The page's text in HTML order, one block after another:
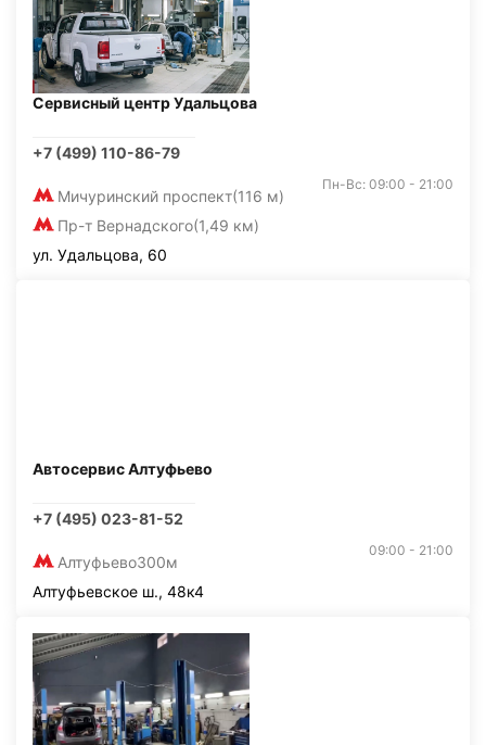
Сервисный центр Удальцова
+7 (499) 110-86-79
Мичуринский проспект(116 м)
Пр-т Вернадского(1,49 км)
Пн-Вс: 09:00 - 21:00
ул. Удальцова, 60
Автосервис Алтуфьево
+7 (495) 023-81-52
Алтуфьево300м
09:00 - 21:00
Алтуфьевское ш., 48к4